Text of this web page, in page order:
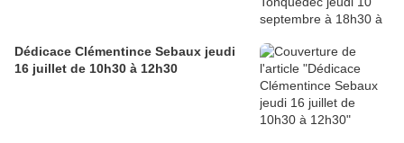
Dédicace Clémentince Sebaux jeudi
16 juillet de 10h30 à 12h30